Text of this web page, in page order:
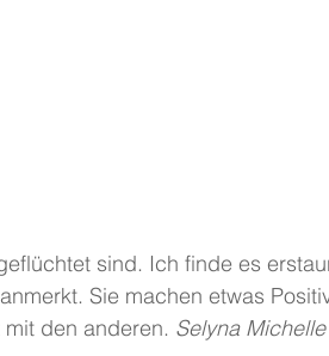
sind. Ich finde es
Sie machen etwas
den anderen. Selyna Michelle